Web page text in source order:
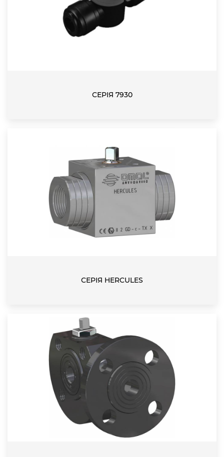
СЕРІЯ 7930
СЕРІЯ HERCULES